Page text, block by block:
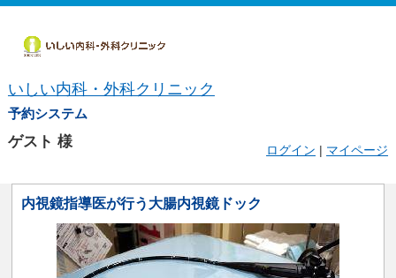
いしい内科・外科クリニック
予約システム
ゲスト 様 ログイン | マイページ
内視鏡指導医が行う大腸内視鏡ドック